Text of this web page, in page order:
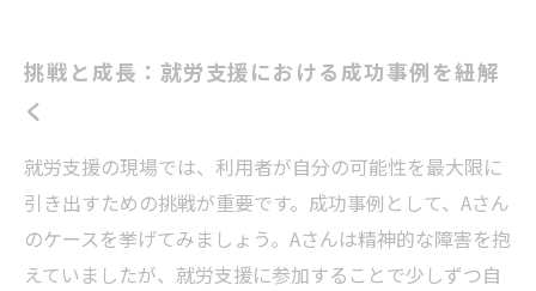
挑戦と成長：就労支援における成功事例を紐解
く
就労支援の現場では、利用者が自分の可能性を最大限に
引き出すための挑戦が重要です。成功事例として、Aさん
のケースを挙げてみましょう。Aさんは精神的な障害を抱
えていましたが、就労支援に参加することで少しずつ自